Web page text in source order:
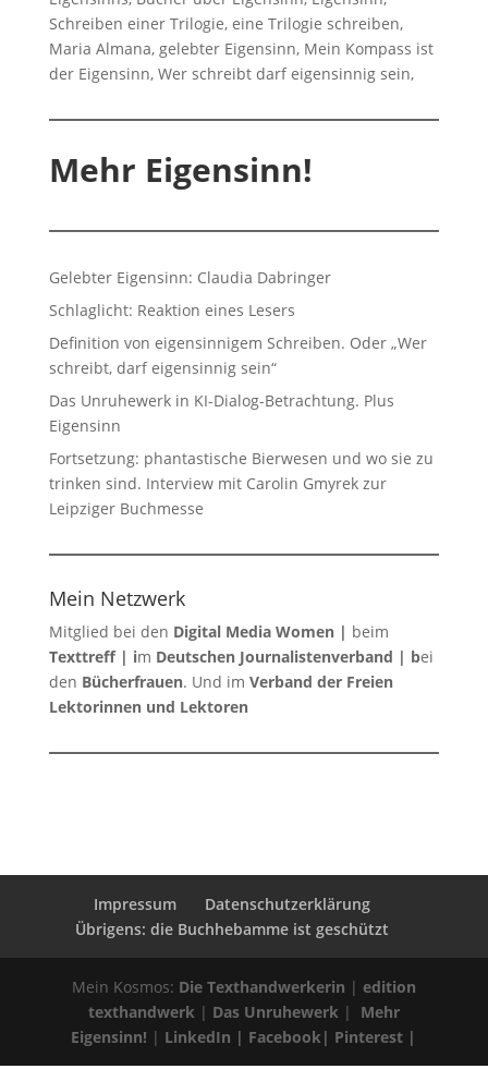
Mehr Eigensinn!
Gelebter Eigensinn: Claudia Dabringer
Schlaglicht: Reaktion eines Lesers
Definition von eigensinnigem Schreiben. Oder „Wer
schreibt, darf eigensinnig sein“
Das Unruhewerk in KI-Dialog-Betrachtung. Plus
Eigensinn
Fortsetzung: phantastische Bierwesen und wo sie zu
trinken sind. Interview mit Carolin Gmyrek zur
Leipziger Buchmesse
Mein Netzwerk
Mitglied bei den Digital Media Women| beim
Texttreff| im Deutschen Journalistenverband | bei
den Bücherfrauen. Und im Verband der Freien
Lektorinnen und Lektoren
Impressum
Datenschutzerklärung
Übrigens: die Buchhebamme ist geschützt
Mein Kosmos: Die Texthandwerkerin | edition
texthandwerk| Das Unruhewerk| Mehr
Eigensinn! | LinkedIn | Facebook| Pinterest |